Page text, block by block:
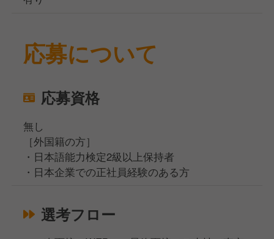
応募について
応募資格
無し
［外国籍の方］
・日本語能力検定2級以上保持者
・日本企業での正社員経験のある方
選考フロー